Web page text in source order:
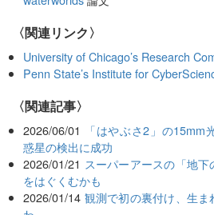
〈関連リンク〉
University of Chicago’s Research
Penn State’s Institute for
関連記事
2026/06/01
「はやぶさ2」の
惑星の検出に成功
2026/01/21 スーパーアースの「地
をはぐくむかも
2026/01/14 観測で初の裏付け、生